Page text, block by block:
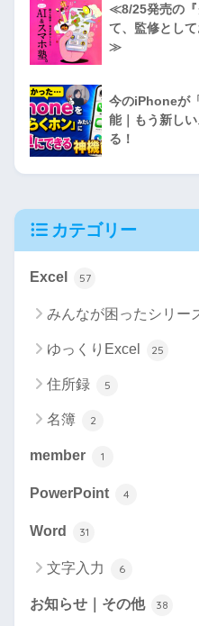
≪8/25発売の『
て、監修とし
≫
今のiPhoneが
能｜もう新し
る！
カテゴリー
Excel 57
みんなが困ったシリー
ゆっくりExcel 25
住所録 5
名簿 2
member 1
PowerPoint 4
Word 31
文字入力 6
お知らせ｜その他 38